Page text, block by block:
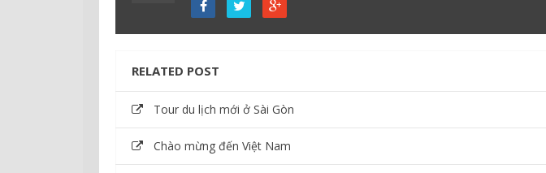
RELATED POST
Tour du lịch mới ở Sài Gòn
Chào mừng đến Việt Nam